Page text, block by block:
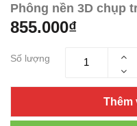
Phông nền 3D chụp
855.000₫
Số lượng
Thêm